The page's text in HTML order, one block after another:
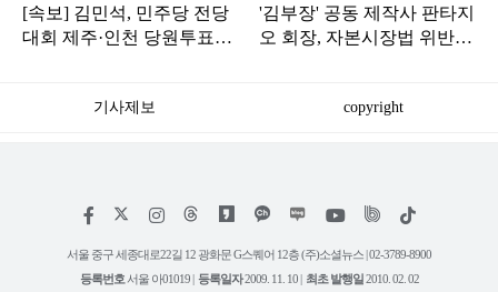
[속보] 김민석, 민주당 전당
대회 제주·인천 당원투표서
'김부장' 공동 제작사 판타지
오 회장, 자본시장법 위반
기사제보 copyright
페
스
북
인
타
그
램
위
트
리
유
틱
서울 중구 세종대로22길 12 광화문 G스퀘어 12층 (주)소셜뉴스 | 02-3789-8900
등록번호 서울 아01019 | 등록일자2009. 11. 10 | 최초 발행일2010. 02. 02